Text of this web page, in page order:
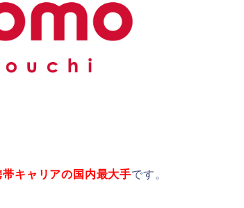
帯キャリアの国内最大手です。